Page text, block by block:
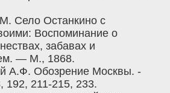
Село Останкино с
Воспоминание о
забавах и
— М., 1868.
А.Ф. Обозрение Москвы. -
211-215, 233.